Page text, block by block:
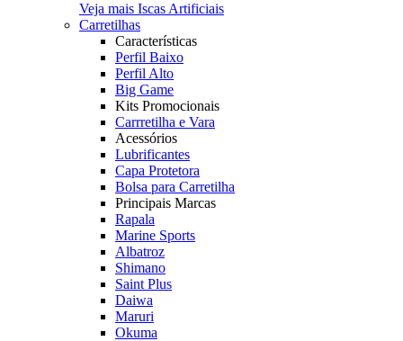
Veja mais Iscas Artificiais
Carretilhas
Características
Perfil Baixo
Perfil Alto
Big Game
Kits Promocionais
Carrretilha e Vara
Acessórios
Lubrificantes
Capa Protetora
Bolsa para Carretilha
Principais Marcas
Rapala
Marine Sports
Albatroz
Shimano
Saint Plus
Daiwa
Maruri
Okuma